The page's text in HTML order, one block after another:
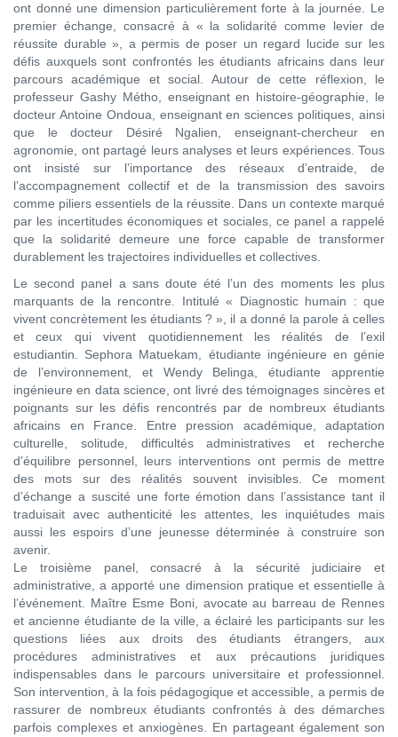
ont donné une dimension particulièrement forte à la journée. Le
premier échange, consacré à « la solidarité comme levier de
réussite durable », a permis de poser un regard lucide sur les
défis auxquels sont confrontés les étudiants africains dans leur
parcours académique et social. Autour de cette réflexion, le
professeur Gashy Métho, enseignant en histoire-géographie, le
docteur Antoine Ondoua, enseignant en sciences politiques, ainsi
que le docteur Désiré Ngalien, enseignant-chercheur en
agronomie, ont partagé leurs analyses et leurs expériences. Tous
ont insisté sur l’importance des réseaux d’entraide, de
l’accompagnement collectif et de la transmission des savoirs
comme piliers essentiels de la réussite. Dans un contexte marqué
par les incertitudes économiques et sociales, ce panel a rappelé
que la solidarité demeure une force capable de transformer
durablement les trajectoires individuelles et collectives.
Le second panel a sans doute été l’un des moments les plus
marquants de la rencontre. Intitulé « Diagnostic humain : que
vivent concrètement les étudiants ? », il a donné la parole à celles
et ceux qui vivent quotidiennement les réalités de l’exil
estudiantin. Sephora Matuekam, étudiante ingénieure en génie
de l’environnement, et Wendy Belinga, étudiante apprentie
ingénieure en data science, ont livré des témoignages sincères et
poignants sur les défis rencontrés par de nombreux étudiants
africains en France. Entre pression académique, adaptation
culturelle, solitude, difficultés administratives et recherche
d’équilibre personnel, leurs interventions ont permis de mettre
des mots sur des réalités souvent invisibles. Ce moment
d’échange a suscité une forte émotion dans l’assistance tant il
traduisait avec authenticité les attentes, les inquiétudes mais
aussi les espoirs d’une jeunesse déterminée à construire son
avenir.
Le troisième panel, consacré à la sécurité judiciaire et
administrative, a apporté une dimension pratique et essentielle à
l’événement. Maître Esme Boni, avocate au barreau de Rennes
et ancienne étudiante de la ville, a éclairé les participants sur les
questions liées aux droits des étudiants étrangers, aux
procédures administratives et aux précautions juridiques
indispensables dans le parcours universitaire et professionnel.
Son intervention, à la fois pédagogique et accessible, a permis de
rassurer de nombreux étudiants confrontés à des démarches
parfois complexes et anxiogènes. En partageant également son